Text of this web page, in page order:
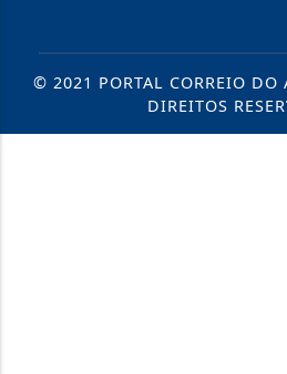
© 2021 PORTAL CORREIO DO
DIREITOS